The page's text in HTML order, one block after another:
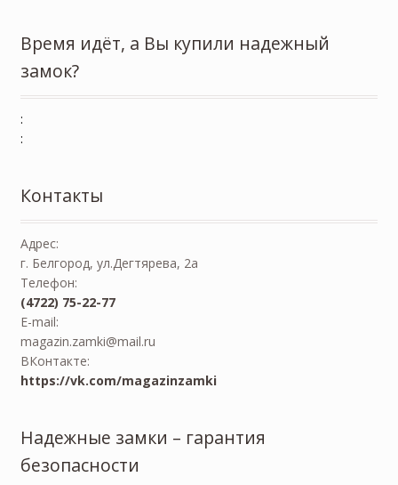
Время идёт, а Вы купили надежный
замок?
:
:
Контакты
Адрес:
г. Белгород, ул.Дегтярева, 2а
Телефон:
(4722) 75-22-77
E-mail:
magazin.zamki@mail.ru
ВКонтакте:
https://vk.com/magazinzamki
Надежные замки – гарантия
безопасности